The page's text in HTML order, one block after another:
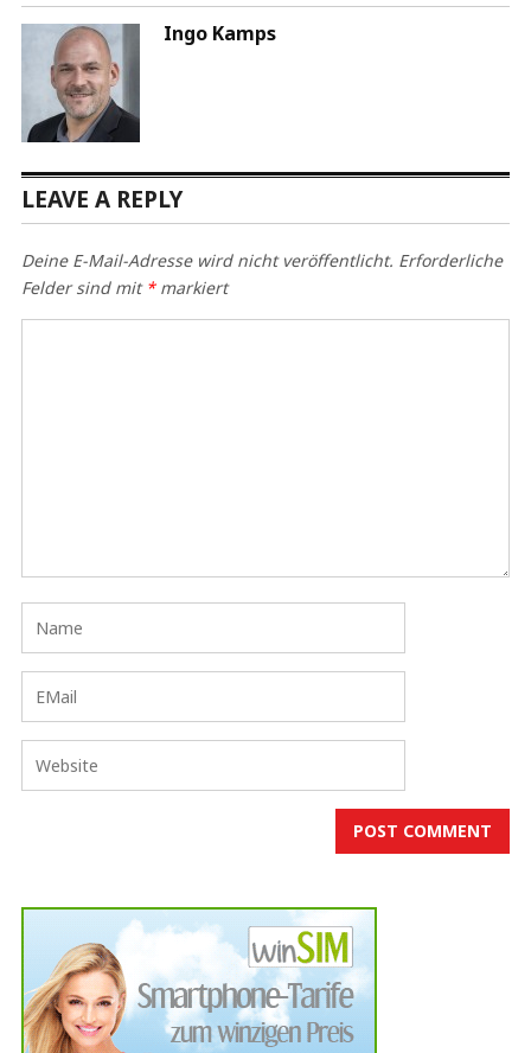
Ingo Kamps
LEAVE A REPLY
Deine E-Mail-Adresse wird nicht veröffentlicht. Erforderliche
Felder sind mit *markiert